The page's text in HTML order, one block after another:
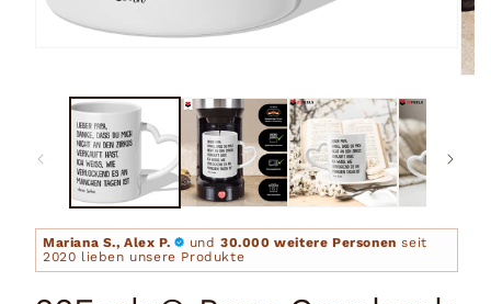
Modal
Mariana S., Alex P. und 30.000 weitere Personen seit
2020 lieben unsere Produkte